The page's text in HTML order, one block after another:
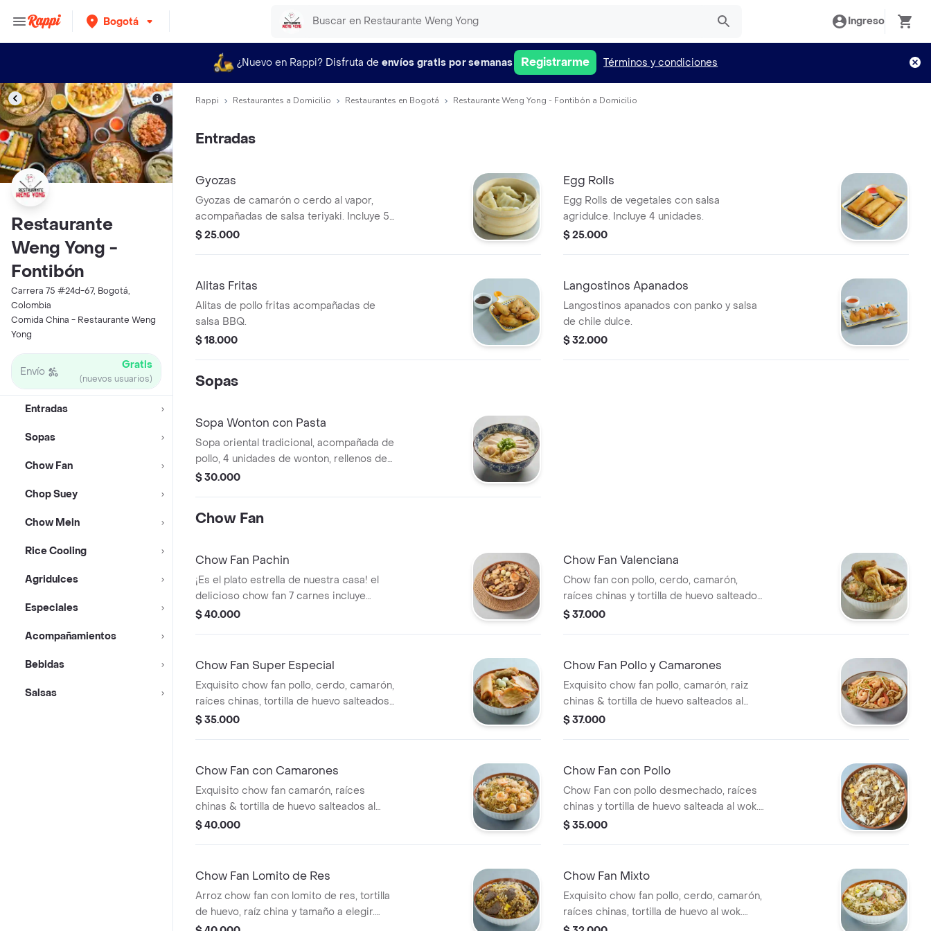
Bogotá Ingreso
¿Nuevo en Rappi? Disfruta de envíos gratis por semanas Registrarme Términos y condiciones
Restaurante
Weng Yong -
Fontibón
Carrera 75 #24d-67, Bogotá,
Colombia
Comida China - Restaurante Weng
Yong
Envío Gratis
(nuevos usuarios)
Entradas
Sopas
Chow Fan
Chop Suey
Chow Mein
Rice Cooling
Agridulces
Especiales
Acompañamientos
Bebidas
Salsas
Rappi Restaurantes a Domicilio Restaurantes en Bogotá Restaurante Weng Yong - Fontibón a Domicilio
Entradas
Gyozas
Gyozas de camarón o cerdo al vapor,
acompañadas de salsa teriyaki. Incluye 5
unidades.
$ 25.000
Egg Rolls
Egg Rolls de vegetales con salsa
agridulce. Incluye 4 unidades.
$ 25.000
Alitas Fritas
Alitas de pollo fritas acompañadas de
salsa BBQ.
$ 18.000
Langostinos Apanados
Langostinos apanados con panko y salsa
de chile dulce.
$ 32.000
Sopas
Sopa Wonton con Pasta
Sopa oriental tradicional, acompañada de
pollo, 4 unidades de wonton, rellenos de
pollo, camarón, lechuga, salsa soya,
$ 30.000
Chow Fan
Chow Fan Pachin
¡Es el plato estrella de nuestra casa! el
delicioso chow fan 7 carnes incluye
langostinos, calamares, pescado,
al wok, servidos con huevos de codorniz.
para compartir max. 4 personas.
$ 40.000
Chow Fan Valenciana
Chow fan con pollo, cerdo, camarón,
raíces chinas y tortilla de huevo salteados
al wok. Tamaño familiar con medio pollo
$ 37.000
Chow Fan Super Especial
Exquisito chow fan pollo, cerdo, camarón,
raíces chinas, tortilla de huevo salteados
al wok. tamaño familiar va acompañado
max. 4 personas.tamaño personal va
rodaja de carne y 1 egg roll.
$ 35.000
Chow Fan Pollo y Camarones
Exquisito chow fan pollo, camarón, raiz
chinas & tortilla de huevo salteados al
wok. para compartir max. 4 personas.
$ 37.000
Chow Fan con Camarones
Exquisito chow fan camarón, raíces
chinas & tortilla de huevo salteados al
wok. para compartir max. 4 personas.
$ 40.000
Chow Fan con Pollo
Chow Fan con pollo desmechado, raíces
chinas y tortilla de huevo salteada al wok.
Tamaño personal para 2, familiar para 4.
$ 35.000
Chow Fan Lomito de Res
Arroz chow fan con lomito de res, tortilla
de huevo, raíz china y tamaño a elegir.
para compartir tamaño familiar max. 4
Chow Fan Mixto
Exquisito chow fan pollo, cerdo, camarón,
raíces chinas, tortilla de huevo al wok.
acompañado de huevo de codorniz.